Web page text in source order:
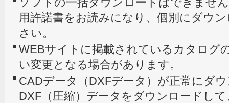
用許諾書をお読みになり、個別にダウ
さい。
WEBサイトに掲載されているカタログ
い変更となる場合があります。
CADデータ（DXFデータ）が正常にダ
DXF（圧縮）データをダウンロードし